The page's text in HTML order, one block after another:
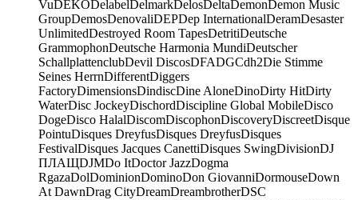
VuDEKODelabelDelmarkDelosDeltaDemonDemon Music
GroupDemosDenovaliDEPDep InternationalDeramDesaster
UnlimitedDestroyed Room TapesDetritiDeutsche
GrammophonDeutsche Harmonia MundiDeutscher
SchallplattenclubDevil DiscosDFADGCdh2Die Stimme
Seines HerrnDifferentDiggers
FactoryDimensionsDindiscDine AloneDinoDirty HitDirty
WaterDisc JockeyDischordDiscipline Global MobileDisco
DogeDisco HalalDiscomDiscophonDiscoveryDiscreetDisque
PointuDisques DreyfusDisques DreyfusDisques
FestivalDisques Jacques CanettiDisques SwingDivisionDJ
ПЛАЩDJMDo ItDoctor JazzDogma
RgazaDolDominionDominoDon GiovanniDormouseDown
At DawnDrag CityDreamDreambrotherDSC